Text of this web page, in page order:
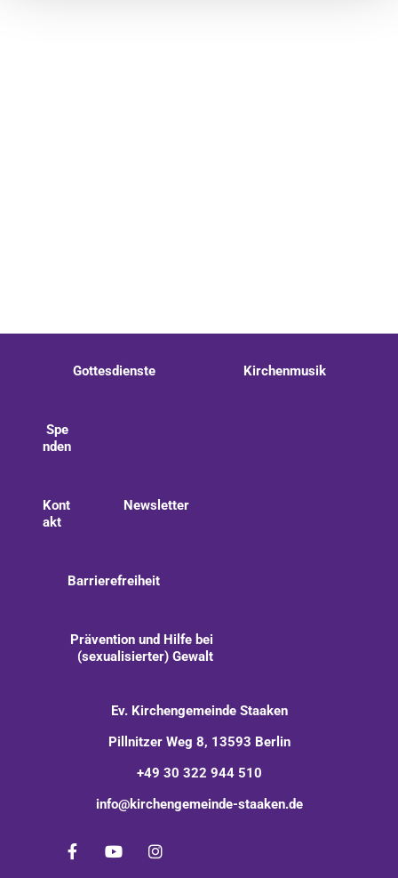
Gottesdienste Kirchenmusik
Spe
nden
Kont
akt
Newsletter
Barrierefreiheit
Prävention und Hilfe bei
(sexualisierter) Gewalt
Ev. Kirchengemeinde Staaken
Pillnitzer Weg 8, 13593 Berlin
+49 30 322 944 510
info@kirchengemeinde-staaken.de